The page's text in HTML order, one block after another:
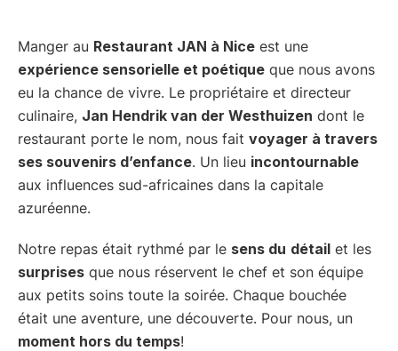
Manger au Restaurant JAN à Nice est une
expérience sensorielle et poétique que nous avons
eu la chance de vivre. Le propriétaire et directeur
culinaire, Jan Hendrik van der Westhuizen dont le
restaurant porte le nom, nous fait voyager à travers
ses souvenirs d’enfance. Un lieu incontournable
aux influences sud-africaines dans la capitale
azuréenne.
Notre repas était rythmé par le sens du détail et les
surprises que nous réservent le chef et son équipe
aux petits soins toute la soirée. Chaque bouchée
était une aventure, une découverte. Pour nous, un
moment hors du temps!